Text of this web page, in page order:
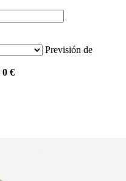
Previsión de
0 €